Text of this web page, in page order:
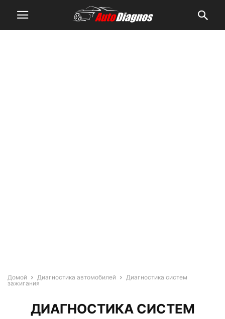
Домой Диагностика автомобилей
Диагностика систем
зажигания
ДИАГНОСТИКА СИСТЕМ